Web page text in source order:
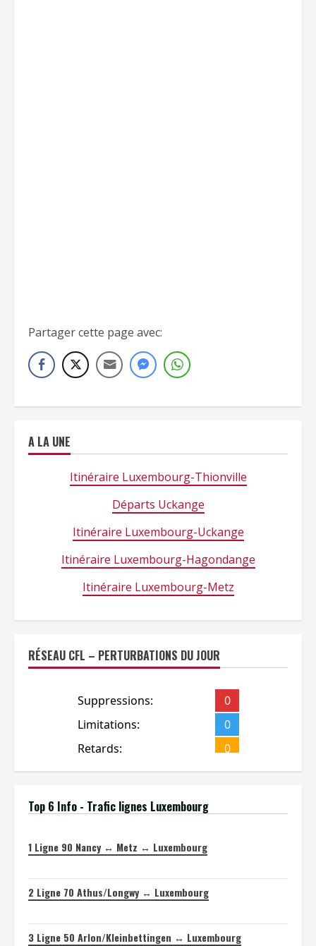
Partager cette page avec:
A LA UNE
Itinéraire Luxembourg-Thionville
Départs Uckange
Itinéraire Luxembourg-Uckange
Itinéraire Luxembourg-Hagondange
Itinéraire Luxembourg-Metz
RÉSEAU CFL – PERTURBATIONS DU JOUR
Top 6 Info - Trafic lignes Luxembourg
1 Ligne 90 Nancy ↔ Metz ↔ Luxembourg
2 Ligne 70 Athus/Longwy ↔ Luxembourg
3 Ligne 50 Arlon/Kleinbettingen ↔ Luxembourg